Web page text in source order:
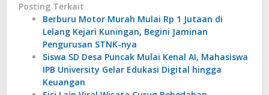
Posting Terkait
Berburu Motor Murah Mulai Rp 1 Jutaan di
Lelang Kejari Kuningan, Begini Jaminan
Pengurusan STNK-nya
Siswa SD Desa Puncak Mulai Kenal AI, Mahasiswa
IPB University Gelar Edukasi Digital hingga
Keuangan